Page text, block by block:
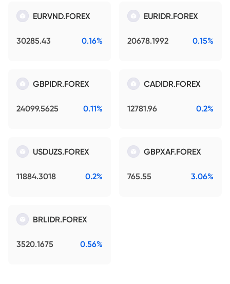
EURVND.FOREX
30285.43 0.16%
EURIDR.FOREX
20678.1992 0.15%
GBPIDR.FOREX
24099.5625 0.11%
CADIDR.FOREX
12781.96 0.2%
USDUZS.FOREX
11884.3018 0.2%
GBPXAF.FOREX
765.55 3.06%
BRLIDR.FOREX
3520.1675 0.56%